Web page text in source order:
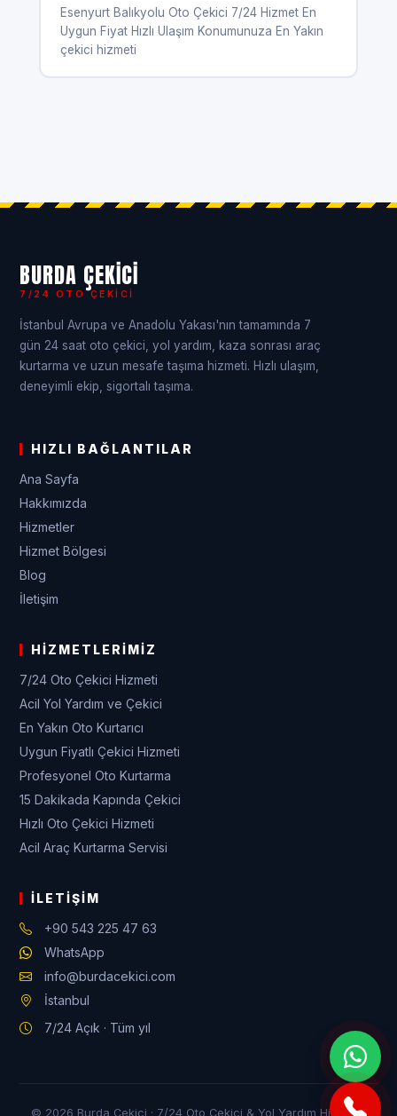
Esenyurt Balıkyolu Oto Çekici 7/24 Hizmet En
Uygun Fiyat Hızlı Ulaşım Konumunuza En Yakın
çekici hizmeti
BURDA ÇEKICI
7/24 OTO ÇEKICI
İstanbul Avrupa ve Anadolu Yakası'nın tamamında 7
gün 24 saat oto çekici, yol yardım, kaza sonrası araç
kurtarma ve uzun mesafe taşıma hizmeti. Hızlı ulaşım,
deneyimli ekip, sigortalı taşıma.
HIZLI BAĞLANTILAR
Ana Sayfa
Hakkımızda
Hizmetler
Hizmet Bölgesi
Blog
İletişim
HIZMETLERIMIZ
7/24 Oto Çekici Hizmeti
Acil Yol Yardım ve Çekici
En Yakın Oto Kurtarıcı
Uygun Fiyatlı Çekici Hizmeti
Profesyonel Oto Kurtarma
15 Dakikada Kapında Çekici
Hızlı Oto Çekici Hizmeti
Acil Araç Kurtarma Servisi
İLETIŞIM
+90 543 225 47 63
WhatsApp
info@burdacekici.com
İstanbul
7/24 Açık · Tüm yıl
© 2026 Burda Çekici · 7/24 Oto Çekici & Yol Yardım Hizmeti ·